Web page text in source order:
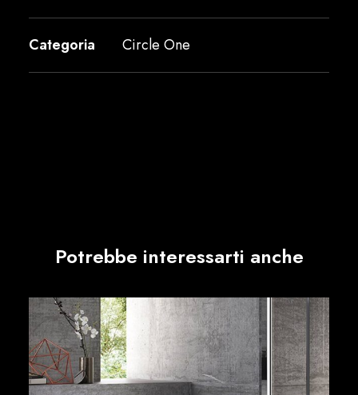
Categoria Circle One
Potrebbe interessarti anche